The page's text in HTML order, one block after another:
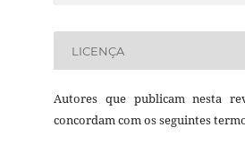
LICENÇA
Autores que publicam nesta
concordam com os seguintes